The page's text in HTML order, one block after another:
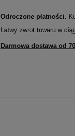
Odroczone płatności.
Łatwy zwrot towaru w
Darmowa dostawa od